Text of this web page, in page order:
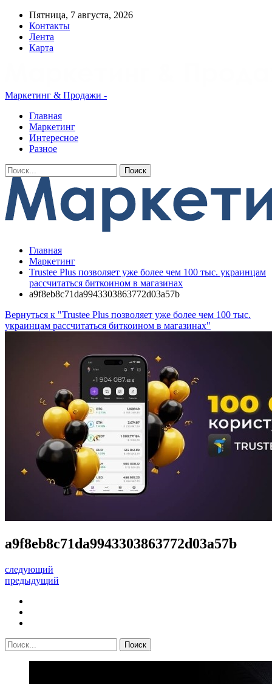
Пятница, 7 августа, 2026
Контакты
Лента
Карта
Маркетинг & Продажи -
Главная
Маркетинг
Интересное
Разное
Главная
Маркетинг
Trustee Plus позволяет уже более чем 100 тыс. украинцам
рассчитаться биткоином в магазинах
a9f8eb8c71da9943303863772d03a57b
Вернуться к "Trustee Plus позволяет уже более чем 100 тыс.
украинцам рассчитаться биткоином в магазинах"
a9f8eb8c71da9943303863772d03a57b
следующий
предыдущий